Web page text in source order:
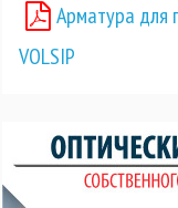
Применение
Внутри
Арматура для
VOLSIP